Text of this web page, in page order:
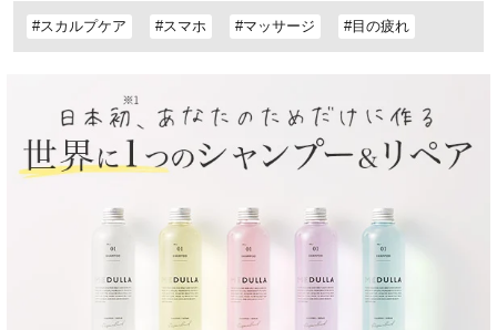
#スカルプケア #スマホ #マッサージ #目の疲れ